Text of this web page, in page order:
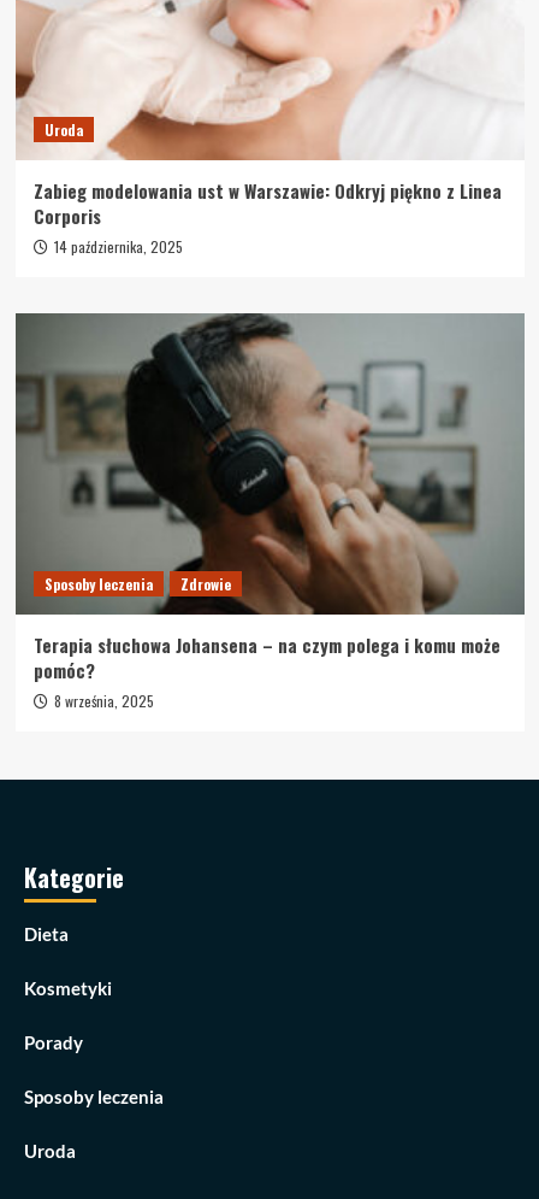
Uroda
Zabieg modelowania ust w Warszawie: Odkryj piękno z Linea
Corporis
14 października, 2025
Sposoby leczenia Zdrowie
Terapia słuchowa Johansena – na czym polega i komu może
pomóc?
8 września, 2025
Kategorie
Dieta
Kosmetyki
Porady
Sposoby leczenia
Uroda